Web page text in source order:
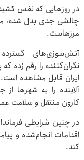
در روزهایی که نفس
چالشی جدی بدل شده،
مرزهاست.
آتش‌سوزی‌های
نگران‌کننده را رقم زده
ایران قابل مشاهده
آلاینده را به شهرها
کارون منتقل و سلامت
در چنین شرایطی
اقدامات انجام‌شده و
کند.